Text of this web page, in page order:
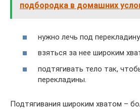
подбородка в домашних
нужно лечь под
взяться за нее широким
подтягивать тело так,
перекладины.
Подтягивания широким хватом –